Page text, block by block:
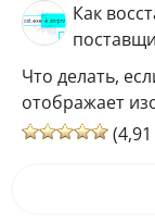
Как
Что делать,
отображает